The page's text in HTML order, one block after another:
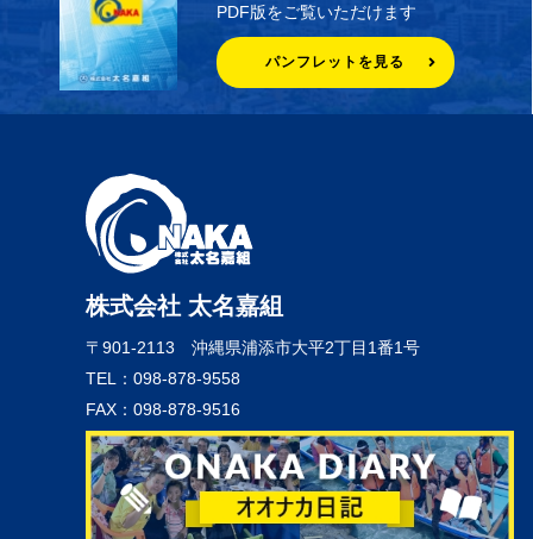
PDF版をご覧いただけます
パンフレットを見る
株式会社 太名嘉組
〒901-2113 沖縄県浦添市大平2丁目1番1号
TEL：098-878-9558
FAX：098-878-9516